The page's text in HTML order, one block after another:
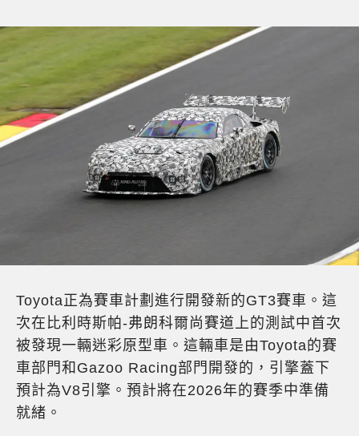
Toyota正為賽車計劃進行開發新的GT3賽車。這
次在比利時斯帕-弗朗科爾尚賽道上的測試中首次
被發現一輛迷彩原型車。這輛車是由Toyota的賽
車部門和Gazoo Racing部門開發的，引擎蓋下
預計為V8引擎。預計將在2026年的賽季中準備
就緒。